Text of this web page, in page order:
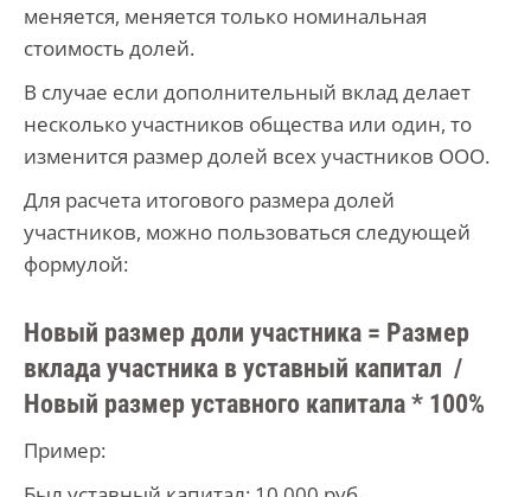
меняется, меняется только номинальная
стоимость долей.
В случае если дополнительный вклад делает
несколько участников общества или один, то
изменится размер долей всех участников ООО.
Для расчета итогового размера долей
участников, можно пользоваться следующей
формулой:
Новый размер доли участника = Размер
вклада участника в уставный капитал /
Новый размер уставного капитала * 100%
Пример: